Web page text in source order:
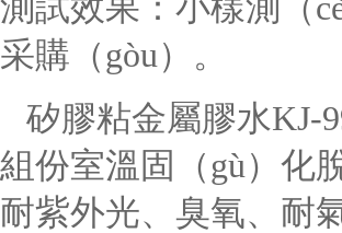
采購（gòu）。
矽膠粘金屬膠水KJ-
組份室溫固（gù）化
耐紫外光、臭氧、耐